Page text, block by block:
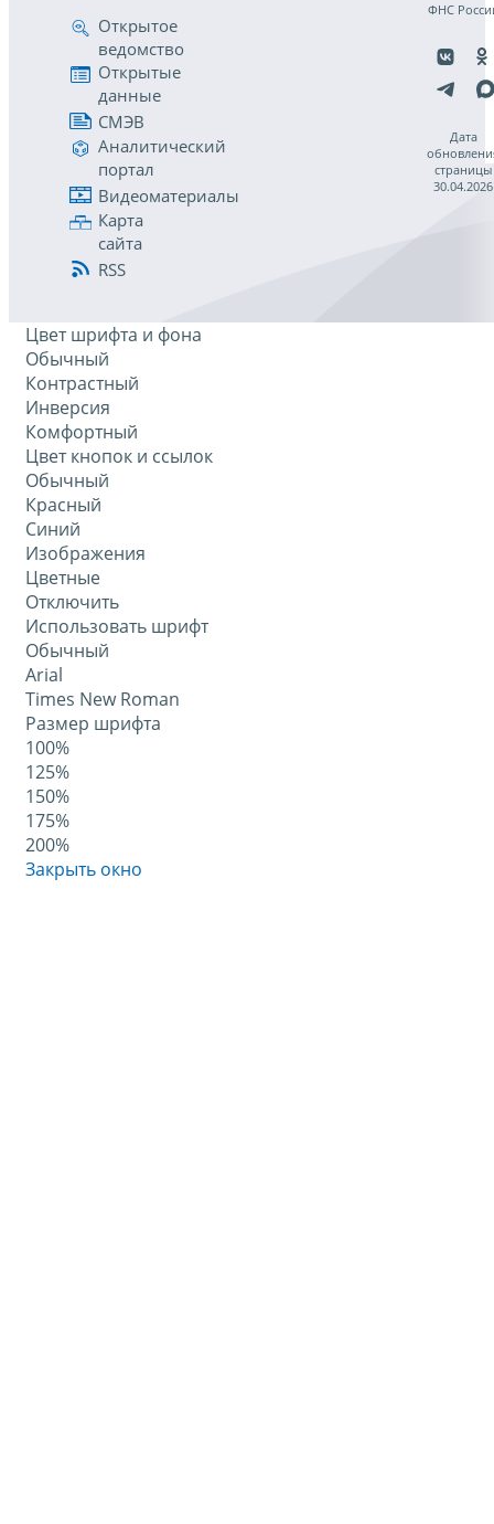
Открытое
ведомство
Открытые
данные
СМЭВ
Аналитический
портал
Видеоматериалы
Карта
сайта
RSS
ФНС
Дата
страницы
30.04.2026
Цвет шрифта и фона
Обычный
Контрастный
Инверсия
Комфортный
Цвет кнопок и ссылок
Обычный
Красный
Синий
Изображения
Цветные
Отключить
Использовать шрифт
Обычный
Arial
Times New Roman
Размер шрифта
100%
125%
150%
175%
200%
Закрыть окно